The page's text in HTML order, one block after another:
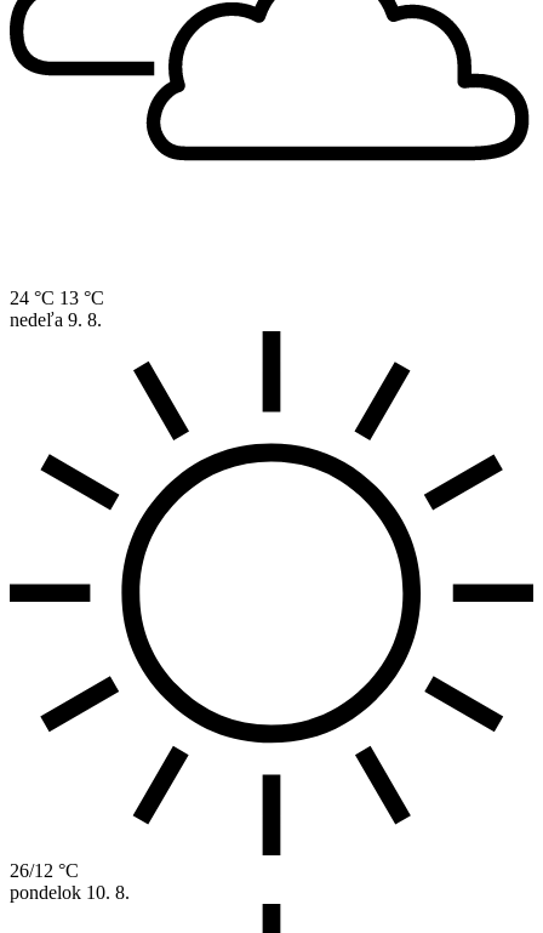
24 °C 13 °C
nedeľa 9. 8.
26/12 °C
pondelok 10. 8.